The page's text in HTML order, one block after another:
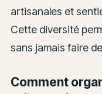
artisanales et
Cette diversité
sans jamais faire
Comment